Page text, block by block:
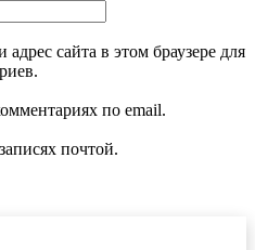
сайта в этом браузере для
по email.
почтой.